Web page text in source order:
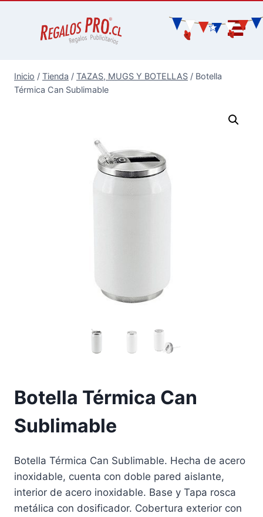
Inicio / Tienda / TAZAS, MUGS Y BOTELLAS / Botella
Térmica Can Sublimable
Botella Térmica Can
Sublimable
Botella Térmica Can Sublimable. Hecha de acero
inoxidable, cuenta con doble pared aislante,
interior de acero inoxidable. Base y Tapa rosca
metálica con dosificador. Cobertura exterior con